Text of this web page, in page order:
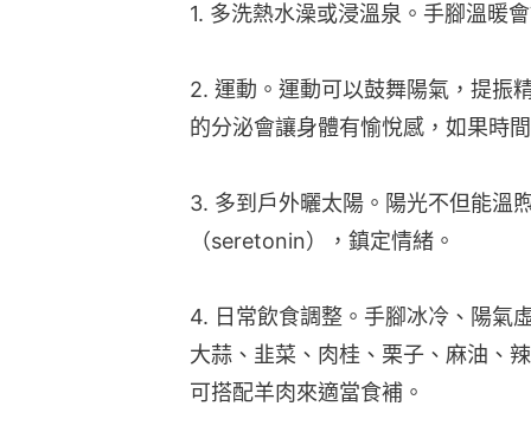
1. 多洗熱水澡或浸溫泉。手腳溫暖
2. 運動。運動可以鼓舞陽氣，提振
的分泌會讓身體有愉悅感，如果時
3. 多到戶外曬太陽。陽光不但能溫
（seretonin），鎮定情緒。
4. 日常飲食調整。手腳冰冷、陽氣
大蒜、韭菜、肉桂、栗子、麻油、
可搭配羊肉來適當食補。